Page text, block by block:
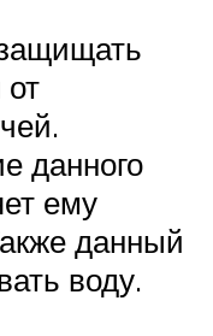
данного
ему
данный
воду.